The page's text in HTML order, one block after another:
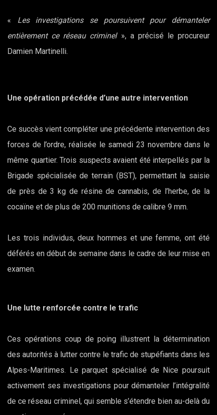
« Les investigations se poursuivent pour démanteler
entièrement ce réseau criminel», a précisé le procureur
Damien Martinelli.
Une opération précédée d’une autre intervention
Ce succès vient compléter une précédente intervention des
forces de l’ordre, réalisée le samedi 23 novembre dans le
même quartier. Trois suspects avaient été interpellés par la
Brigade spécialisée de terrain (BST), permettant la saisie
de près de 3 kg de résine de cannabis, de l’herbe, de la
cocaïne et de plus de 200 munitions de calibre 9 mm.
Les trois individus, deux hommes et une femme, ont été
déférés en début de semaine dans le cadre de leur mise en
examen.
Une lutte renforcée contre le trafic
Ces opérations coup de poing illustrent la détermination
des autorités à lutter contre le trafic de stupéfiants dans les
Alpes-Maritimes. Le parquet spécialisé de Nice poursuit
activement ses investigations pour démanteler l’intégralité
de ce réseau criminel, qui semble s’étendre bien au-delà du